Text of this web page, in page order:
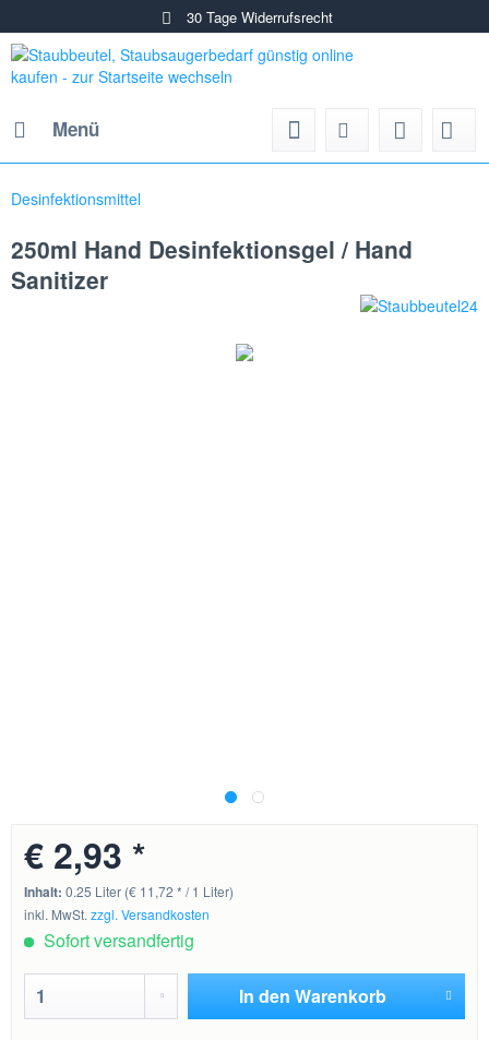
30 Tage Widerrufsrecht
Menü
Desinfektionsmittel
250ml Hand Desinfektionsgel / Hand
Sanitizer
€ 2,93 *
Inhalt:0.25 Liter (€ 11,72 * / 1 Liter)
inkl. MwSt.zzgl. Versandkosten
Sofort versandfertig
In den Warenkorb